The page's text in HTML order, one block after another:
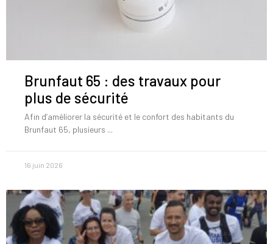
Brunfaut 65 : des travaux pour
plus de sécurité
Afin d’améliorer la sécurité et le confort des habitants du
Brunfaut 65, plusieurs
16 juin 2026